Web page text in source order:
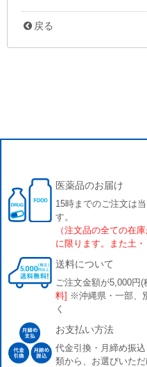
戻る
医薬品のお届け
15時までのご注文は
す。
（注文品の全ての在
に限ります。また土・
送料について
ご注文金額が5,000円(
料] ※沖縄県・一部、
く
お支払い方法
代金引換・月締め振
類から、お選びいただ